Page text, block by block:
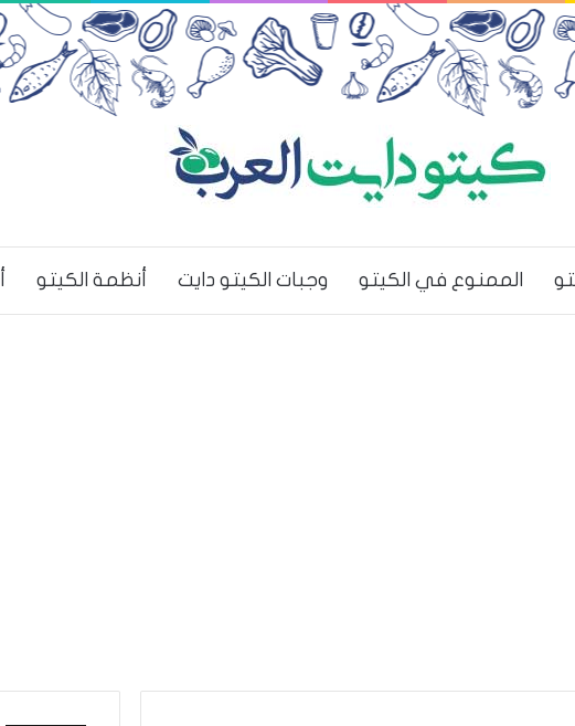
الممنوع في الكيتو وجبات الكيتو دايت أنظمة الكيتو